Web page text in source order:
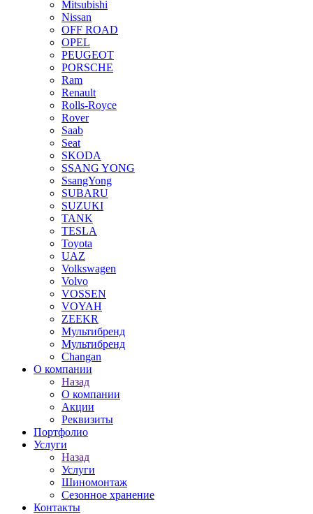
Mitsubishi
Nissan
OFF ROAD
OPEL
PEUGEOT
PORSCHE
Ram
Renault
Rolls-Royce
Rover
Saab
Seat
SKODA
SSANG YONG
SsangYong
SUBARU
SUZUKI
TANK
TESLA
Toyota
UAZ
Volkswagen
Volvo
VOSSEN
VOYAH
ZEEKR
Мультибренд
Мультибренд
Сhangan
О компании
Назад
О компании
Акции
Реквизиты
Портфолио
Услуги
Назад
Услуги
Шиномонтаж
Сезонное хранение
Контакты